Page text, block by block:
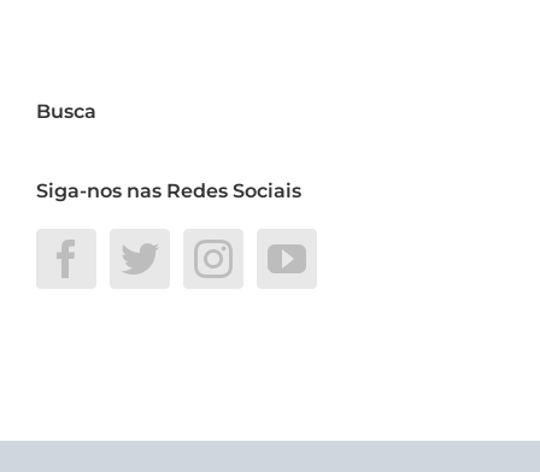
Busca
Siga-nos nas Redes Sociais